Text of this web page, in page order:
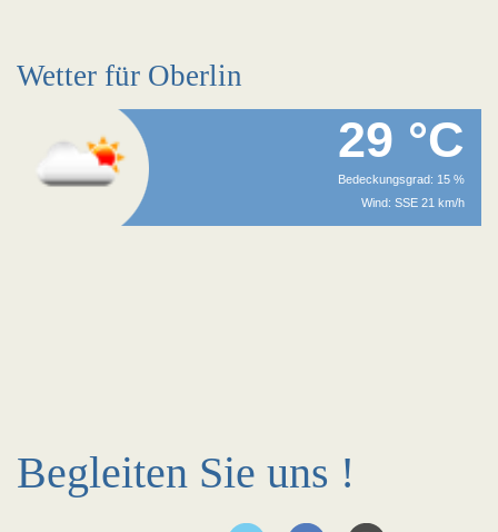
Wetter für Oberlin
29 °C
Bedeckungsgrad: 15 %
Wind: SSE 21 km/h
Begleiten Sie uns !